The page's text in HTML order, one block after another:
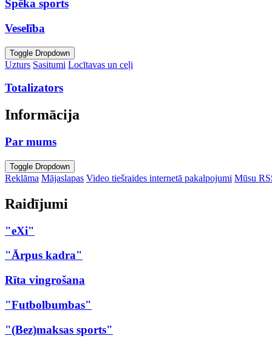
Spēka sports
Veselība
Toggle Dropdown
Uzturs Sasitumi Locītavas un ceļi
Totalizators
Informācija
Par mums
Toggle Dropdown
Reklāma Mājaslapas Video tiešraides internetā pakalpojumi Mūsu
Raidījumi
"eXi"
"Ārpus kadra"
Rīta vingrošana
"Futbolbumbas"
"(Bez)maksas sports"